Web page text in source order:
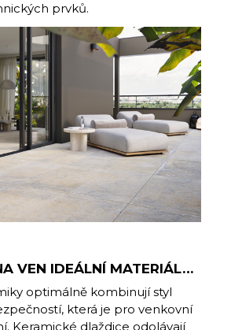
prvků.
VEN IDEÁLNÍ MATERIÁL…
optimálně kombinují styl
která je pro venkovní
Keramické dlaždice odolávají